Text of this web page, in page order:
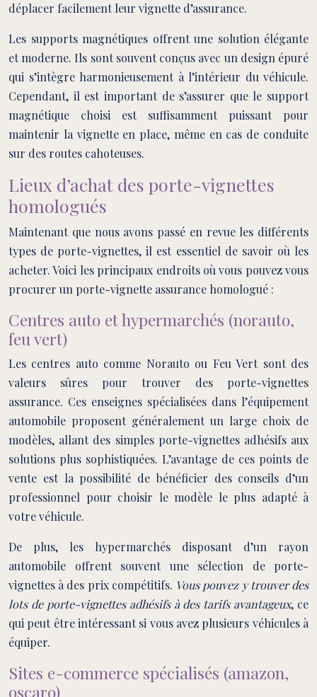
déplacer facilement leur vignette d’assurance.
Les supports magnétiques offrent une solution élégante
et moderne. Ils sont souvent conçus avec un design épuré
qui s’intègre harmonieusement à l’intérieur du véhicule.
Cependant, il est important de s’assurer que le support
magnétique choisi est suffisamment puissant pour
maintenir la vignette en place, même en cas de conduite
sur des routes cahoteuses.
Lieux d’achat des porte-vignettes
homologués
Maintenant que nous avons passé en revue les différents
types de porte-vignettes, il est essentiel de savoir où les
acheter. Voici les principaux endroits où vous pouvez vous
procurer un porte-vignette assurance homologué :
Centres auto et hypermarchés (norauto,
feu vert)
Les centres auto comme Norauto ou Feu Vert sont des
valeurs sûres pour trouver des porte-vignettes
assurance. Ces enseignes spécialisées dans l’équipement
automobile proposent généralement un large choix de
modèles, allant des simples porte-vignettes adhésifs aux
solutions plus sophistiquées. L’avantage de ces points de
vente est la possibilité de bénéficier des conseils d’un
professionnel pour choisir le modèle le plus adapté à
votre véhicule.
De plus, les hypermarchés disposant d’un rayon
automobile offrent souvent une sélection de porte-
vignettes à des prix compétitifs. Vous pouvez y trouver des
lots de porte-vignettes adhésifs à des tarifs avantageux, ce
qui peut être intéressant si vous avez plusieurs véhicules à
équiper.
Sites e-commerce spécialisés (amazon,
oscaro)